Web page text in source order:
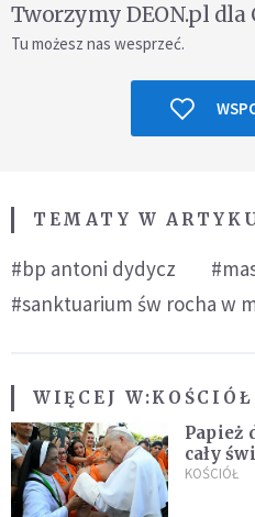
Tworzymy DEON.pl dla
Tu możesz nas wesprzeć.
TEMATY W
#bp antoni dydycz
#sanktuarium św rocha w
WIĘCEJ W:KOŚCIÓŁ
Papież
cały
nowych
KOŚCIÓŁ